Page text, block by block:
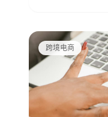
跨境电商